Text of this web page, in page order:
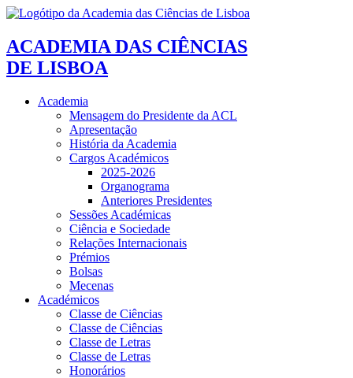
ACADEMIA DAS CIÊNCIAS
DE LISBOA
Academia
Mensagem do Presidente da ACL
Apresentação
História da Academia
Cargos Académicos
2025-2026
Organograma
Anteriores Presidentes
Sessões Académicas
Ciência e Sociedade
Relações Internacionais
Prémios
Bolsas
Mecenas
Académicos
Classe de Ciências
Classe de Ciências
Classe de Letras
Classe de Letras
Honorários